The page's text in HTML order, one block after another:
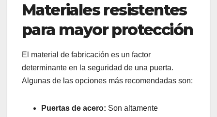
Materiales resistentes
para mayor protección
El material de fabricación es un factor
determinante en la seguridad de una puerta.
Algunas de las opciones más recomendadas son:
Puertas de acero: Son altamente